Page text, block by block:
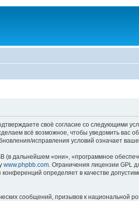
своё согласие со следующими
всё возможное, чтобы уведомить вас
исправления условий означает
дальнейшем «они», «программное
www.phpbb.com. Ограничения лицензии GPL
определяет в качестве
сообщений, призывов к национальной